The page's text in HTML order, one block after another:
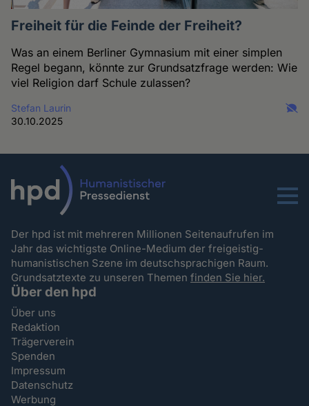
Freiheit für die Feinde der Freiheit?
Was an einem Berliner Gymnasium mit einer simplen
Regel begann, könnte zur Grundsatzfrage werden: Wie
viel Religion darf Schule zulassen?
Stefan Laurin
30.10.2025
Menu
Der hpd ist mit mehreren Millionen Seitenaufrufen im
Jahr das wichtigste Online-Medium der freigeistig-
humanistischen Szene im deutschsprachigen Raum.
Grundsatztexte zu unseren Themenfinden Sie hier.
Über den hpd
Über uns
Redaktion
Trägerverein
Spenden
Impressum
Datenschutz
Werbung